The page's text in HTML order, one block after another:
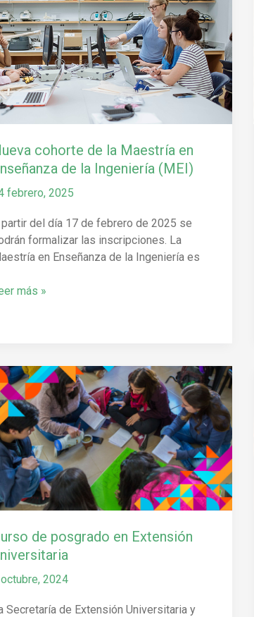
cohorte de la Maestría en
de la Ingeniería (MEI)
febrero, 2025
partir del día 17 de febrero de 2025 se
formalizar las inscripciones. La
en Enseñanza de la Ingeniería es
(MEI)
más »
de posgrado en Extensión
2024
Secretaría de Extensión Universitaria y